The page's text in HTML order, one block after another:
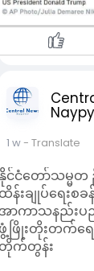
ေရိကန် စစ်စခ
ပါတယ်။ ဇူလိုင်
ပြန်အလှန် ပ
1 w- Translate
င်ငံတော်သမ္မတ
န်းချုပ်ရေးစခ
ာကာသနည်းပ
ဖြိုးတိုးတက်ရေ
က်တွန်း